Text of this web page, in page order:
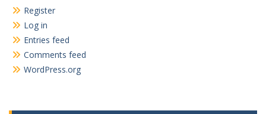
Register
Log in
Entries feed
Comments feed
WordPress.org